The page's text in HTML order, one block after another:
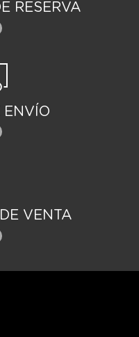
RESERVA
ENVÍO
VENTA